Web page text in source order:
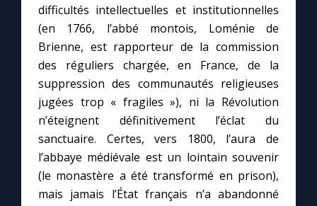
difficultés intellectuelles et institutionnelles
(en 1766, l’abbé montois, Loménie de
Brienne, est rapporteur de la commission
des réguliers chargée, en France, de la
suppression des communautés religieuses
jugées trop « fragiles »), ni la Révolution
n’éteignent définitivement l’éclat du
sanctuaire. Certes, vers 1800, l’aura de
l’abbaye médiévale est un lointain souvenir
(le monastère a été transformé en prison),
mais jamais l’État français n’a abandonné